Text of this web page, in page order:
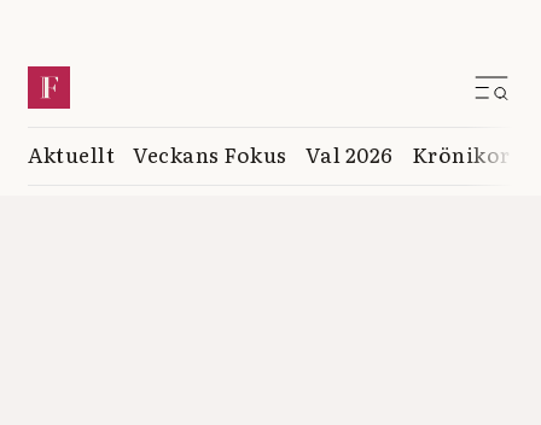
Aktuellt Veckans Fokus Val 2026 Krönikor